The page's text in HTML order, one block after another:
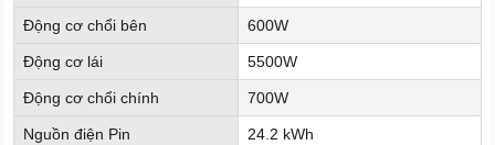
Động cơ chổi bên 600W
Động cơ lái 5500W
Động cơ chổi chính 700W
Nguồn điện Pin 24.2 kWh